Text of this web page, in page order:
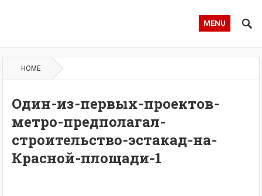
MENU
HOME
Один-из-первых-проектов-
метро-предполагал-
строительство-эстакад-на-
Красной-площади-1